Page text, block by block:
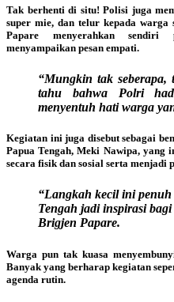
Tak berhenti di situ! Polisi juga
super mie, dan telur kepada
Papare menyerahkan sendiri
menyampaikan pesan empati.
“Mungkin tak seberapa,
tahu bahwa Polri
menyentuh hati warga
Kegiatan ini juga disebut sebagai
Papua Tengah, Meki Nawipa, yang
secara fisik dan sosial serta menjadi
“Langkah kecil ini
Tengah jadi inspirasi
Brigjen Papare.
Warga pun tak kuasa
Banyak yang berharap kegiatan
agenda rutin.